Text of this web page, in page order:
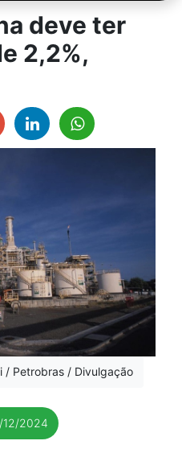
deve ter
2,2%,
/ Petrobras / Divulgação
2024